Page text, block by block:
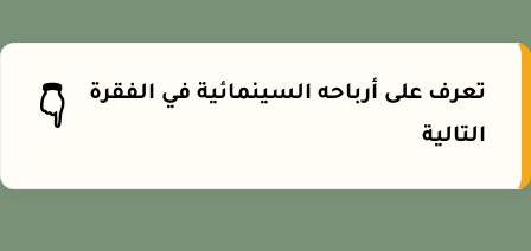
تعرف على أرباحه السينمائية في الفقرة
التالية
👇